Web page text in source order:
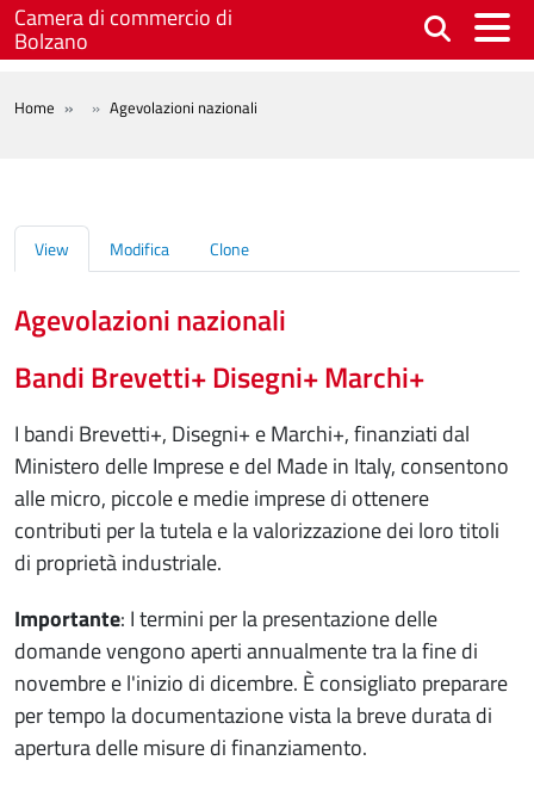
Skip to main content
Camera di commercio di
Bolzano
BREADCRUMB
Home Agevolazioni nazionali
Schede primarie
View Modifica Clone
Agevolazioni nazionali
Bandi Brevetti+ Disegni+ Marchi+
I bandi Brevetti+, Disegni+ e Marchi+, finanziati dal
Ministero delle Imprese e del Made in Italy, consentono
alle micro, piccole e medie imprese di ottenere
contributi per la tutela e la valorizzazione dei loro titoli
di proprietà industriale.
Importante: I termini per la presentazione delle
domande vengono aperti annualmente tra la fine di
novembre e l'inizio di dicembre. È consigliato preparare
per tempo la documentazione vista la breve durata di
apertura delle misure di finanziamento.